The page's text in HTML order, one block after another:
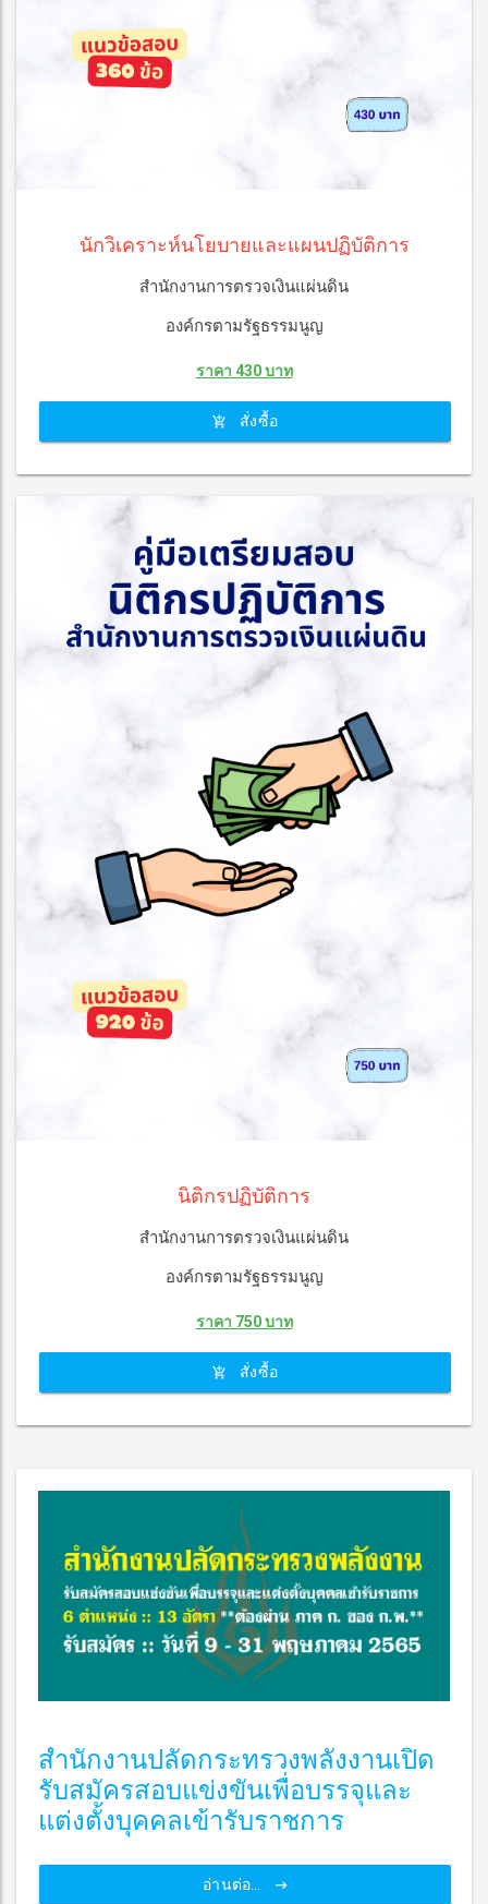
นักวิเคราะห์นโยบายและแผนปฏิบัติการ
สำนักงานการตรวจเงินแผ่นดิน
องค์กรตามรัฐธรรมนูญ
ราคา 430 บาท
สั่งซื้อ
นิติกรปฏิบัติการ
สำนักงานการตรวจเงินแผ่นดิน
องค์กรตามรัฐธรรมนูญ
ราคา 750 บาท
สั่งซื้อ
สำนักงานปลัดกระทรวงพลังงานเปิด
รับสมัครสอบแข่งขันเพื่อบรรจุและ
แต่งตั้งบุคคลเข้ารับราชการ
อ่านต่อ...